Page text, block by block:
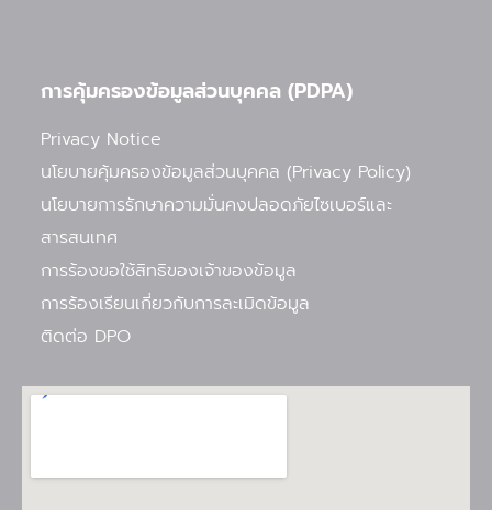
การคุ้มครองข้อมูลส่วนบุคคล (PDPA)
Privacy Notice
นโยบายคุ้มครองข้อมูลส่วนบุคคล (Privacy Policy)
นโยบายการรักษาความมั่นคงปลอดภัยไซเบอร์และ
สารสนเทศ
การร้องขอใช้สิทธิของเจ้าของข้อมูล
การร้องเรียนเกี่ยวกับการละเมิดข้อมูล
ติดต่อ DPO